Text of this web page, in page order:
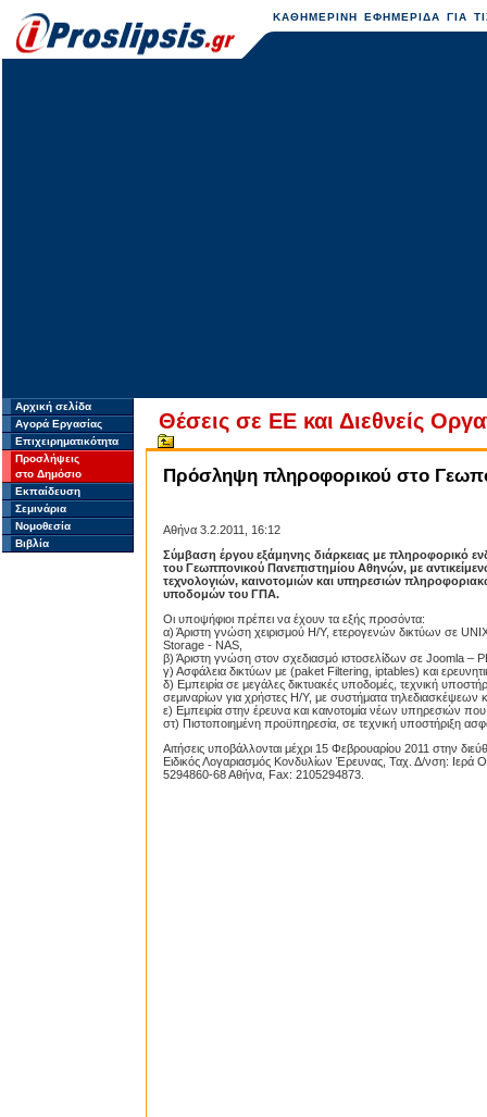
ΚΑΘΗΜΕΡΙΝΗ ΕΦΗΜΕΡΙΔΑ ΓΙΑ
Αρχική σελίδα
Αγορά Εργασίας
Επιχειρηματικότητα
Προσλήψεις
στο Δημόσιο
Εκπαίδευση
Σεμινάρια
Νομοθεσία
Βιβλία
Θέσεις σε ΕΕ και Διεθνείς
Πρόσληψη πληροφορικού στο
Αθήνα 3.2.2011, 16:12
Σύμβαση έργου εξάμηνης διάρκειας με πληροφορικό
του Γεωππονικού Πανεπιστημίου Αθηνών, με
τεχνολογιών, καινοτομιών και υπηρεσιών
υποδομών του ΓΠΑ.
Οι υποψήφιοι πρέπει να έχουν τα εξής προσόντα:
α) Άριστη γνώση χειρισμού Η/Υ, ετερογενών δικτύων σε
Storage - NAS,
β) Άριστη γνώση στον σχεδιασμό ιστοσελίδων σε Joomla –
γ) Ασφάλεια δικτύων με (paket Filtering, iptables) και
δ) Εμπειρία σε μεγάλες δικτυακές υποδομές, τεχνική
σεμιναρίων για χρήστες Η/Υ, με συστήματα τηλεδιασκέψεων
ε) Εμπειρία στην έρευνα και καινοτομία νέων υπηρεσιών
στ) Πιστοποιημένη προϋπηρεσία, σε τεχνική υποστήριξη
Αιτήσεις υποβάλλονται μέχρι 15 Φεβρουαρίου 2011 στην
Ειδικός Λογαριασμός Κονδυλίων Έρευνας, Ταχ. Δ/νση:
5294860-68 Αθήνα, Fax: 2105294873.